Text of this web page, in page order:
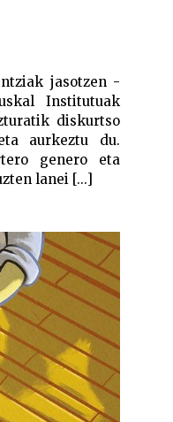
jasotzen -
Institutuak
diskurtso
aurkeztu du.
genero eta
lanei [...]